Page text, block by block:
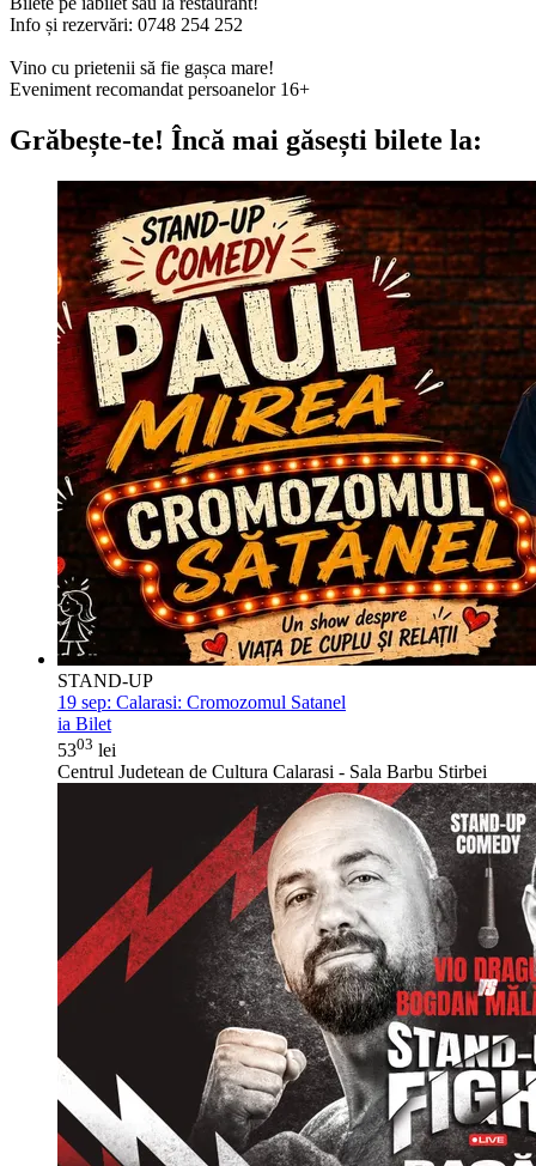
Info și rezervări: 0748 254 252
Vino cu prietenii să fie gașca mare!
Eveniment recomandat persoanelor 16+
Grăbește-te! Încă mai găsești bilete la:
STAND-UP
19 sep: Calarasi: Cromozomul Satanel
ia Bilet
5303 lei
Centrul Judetean de Cultura Calarasi - Sala Barbu Stirbei